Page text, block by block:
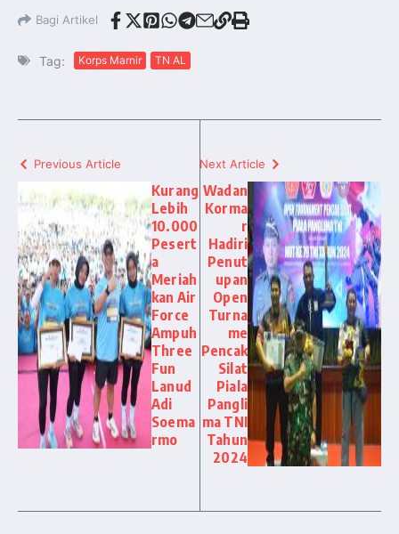
Bagi Artikel
Tag: Korps Marnir TN AL
Previous Article
Kurang
Lebih
10.000
Pesert
a
Meriah
kan Air
Force
Ampuh
Three
Fun
Lanud
Adi
Soema
rmo
Next Article
Wadan
Korma
r
Hadiri
Penut
upan
Open
Turna
me
Pencak
Silat
Piala
Pangli
ma TNI
Tahun
2024